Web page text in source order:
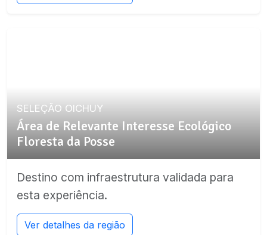
SELEÇÃO OICHUY
Área de Relevante Interesse Ecológico
Floresta da Posse
Destino com infraestrutura validada para
esta experiência.
Ver detalhes da região